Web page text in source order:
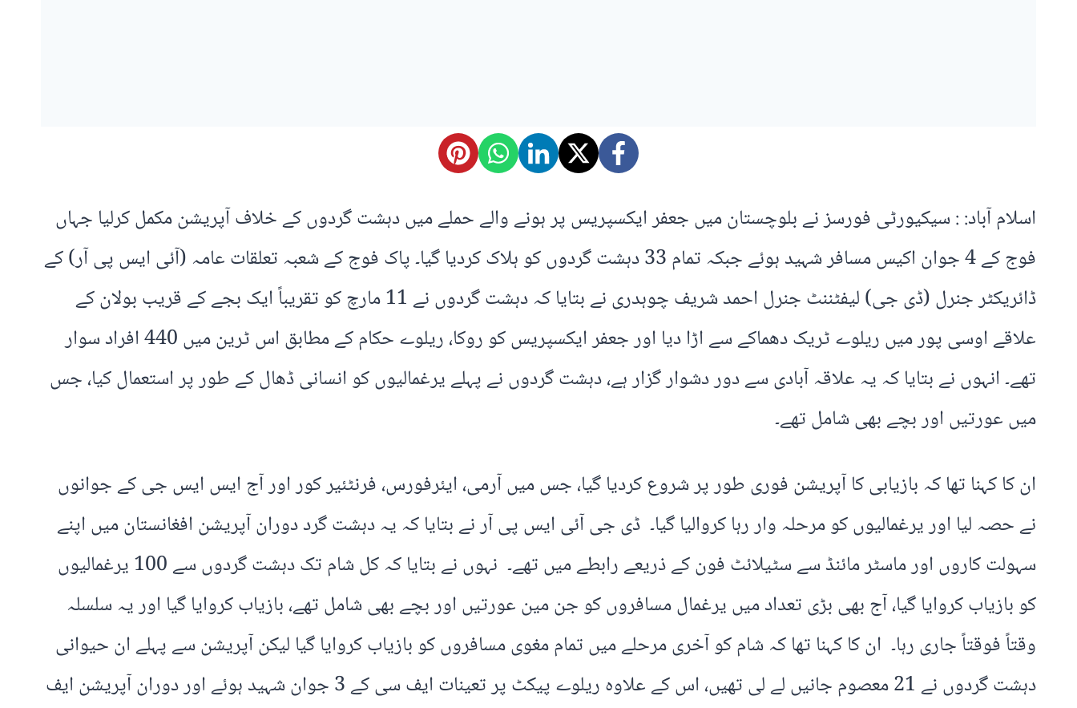
اسلام آباد: : سیکیورٹی فورسز نے بلوچستان میں جعفر ایکسپریس پر ہونے والے حملے میں دہشت گردوں کے خلاف آپریشن مکمل کرلیا جہاں
فوج کے 4 جوان اکیس مسافر شہید ہوئے جبکہ تمام 33 دہشت گردوں کو ہلاک کردیا گیا۔ پاک فوج کے شعبہ تعلقات عامہ (آئی ایس پی آر) کے
ڈائریکٹر جنرل (ڈی جی) لیفٹننٹ جنرل احمد شریف چوہدری نے بتایا کہ دہشت گردوں نے 11 مارچ کو تقریباً ایک بجے کے قریب بولان کے
علاقے اوسی پور میں ریلوے ٹریک دھماکے سے اڑا دیا اور جعفر ایکسپریس کو روکا، ریلوے حکام کے مطابق اس ٹرین میں 440 افراد سوار
تھے۔ انہوں نے بتایا کہ یہ علاقہ آبادی سے دور دشوار گزار ہے، دہشت گردوں نے پہلے یرغمالیوں کو انسانی ڈھال کے طور پر استعمال کیا، جس
میں عورتیں اور بچے بھی شامل تھے۔
ان کا کہنا تھا کہ بازیابی کا آپریشن فوری طور پر شروع کردیا گیا، جس میں آرمی، ایئرفورس، فرنٹئیر کور اور آج ایس ایس جی کے جوانوں
نے حصہ لیا اور یرغمالیوں کو مرحلہ وار رہا کروالیا گیا۔ ڈی جی آئی ایس پی آر نے بتایا کہ یہ دہشت گرد دوران آپریشن افغانستان میں اپنے
سہولت کاروں اور ماسٹر مائنڈ سے سٹیلائٹ فون کے ذریعے رابطے میں تھے۔ نہوں نے بتایا کہ کل شام تک دہشت گردوں سے 100 یرغمالیوں
کو بازیاب کروایا گیا، آج بھی بڑی تعداد میں یرغمال مسافروں کو جن مین عورتیں اور بچے بھی شامل تھے، بازیاب کروایا گیا اور یہ سلسلہ
وقتاً فوقتاً جاری رہا۔ ان کا کہنا تھا کہ شام کو آخری مرحلے میں تمام مغوی مسافروں کو بازیاب کروایا گیا لیکن آپریشن سے پہلے ان حیوانی
دہشت گردوں نے 21 معصوم جانیں لے لی تھیں، اس کے علاوہ ریلوے پیکٹ پر تعینات ایف سی کے 3 جوان شہید ہوئے اور دوران آپریشن ایف